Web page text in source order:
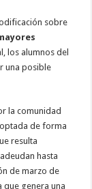
sobre
los alumnos del
una posible
la comunidad
de forma
resulta
hasta
de marzo de
que genera una